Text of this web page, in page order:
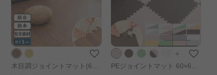
木目調ジョイントマット(60×
＋
PEジョイントマット 60×60c